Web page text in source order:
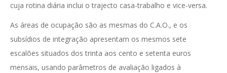
cuja rotina diária inclui o trajecto casa-trabalho e vice-versa.
As áreas de ocupação são as mesmas do C.A.O., e os
subsídios de integração apresentam os mesmos sete
escalões situados dos trinta aos cento e setenta euros
mensais, usando parâmetros de avaliação ligados à